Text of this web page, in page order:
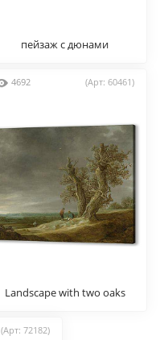
пейзаж с дюнами
4692 (Арт: 60461)
Landscape with two oaks
(Арт: 72182)